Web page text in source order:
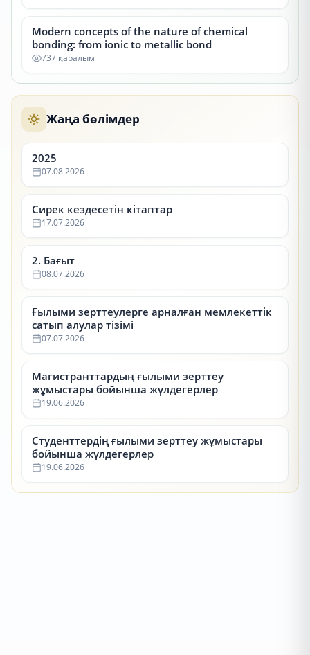
Modern concepts of the nature of chemical
bonding: from ionic to metallic bond
737 қаралым
Жаңа бөлімдер
2025
07.08.2026
Сирек кездесетін кітаптар
17.07.2026
2. Бағыт
08.07.2026
Ғылыми зерттеулерге арналған мемлекеттік
сатып алулар тізімі
07.07.2026
Магистранттардың ғылыми зерттеу
жұмыстары бойынша жүлдегерлер
19.06.2026
Студенттердің ғылыми зерттеу жұмыстары
бойынша жүлдегерлер
19.06.2026